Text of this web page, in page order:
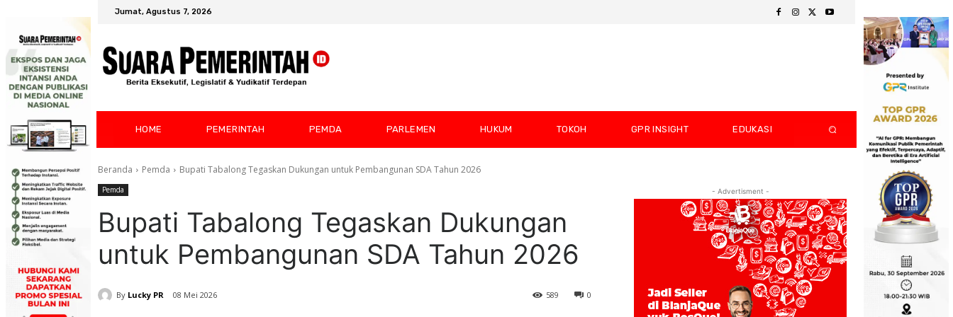
Jumat, Agustus 7, 2026
HOME PEMERINTAH PEMDA PARLEMEN HUKUM TOKOH GPR INSIGHT EDUKASI
Beranda Pemda Bupati Tabalong Tegaskan Dukungan untuk Pembangunan SDA Tahun 2026
Pemda
Bupati Tabalong Tegaskan Dukungan
untuk Pembangunan SDA Tahun 2026
By Lucky PR 08 Mei 2026 0
589
- Advertisment -